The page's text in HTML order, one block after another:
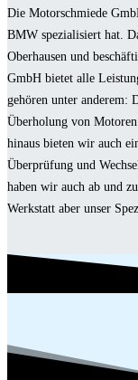
Die Motorschmiede
BMW spezialisiert hat.
Oberhausen und
GmbH bietet alle
gehören unter anderem:
Überholung von
hinaus bieten wir auch
Überprüfung und
haben wir auch ab und
Werkstatt aber unser